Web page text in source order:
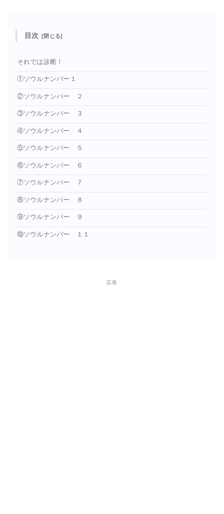
目次
それでは診断！
①ソウルナンバー１
②ソウルナンバー ２
③ソウルナンバー ３
④ソウルナンバー ４
⑤ソウルナンバー ５
⑥ソウルナンバー ６
⑦ソウルナンバー ７
⑧ソウルナンバー ８
⑨ソウルナンバー ９
⑩ソウルナンバー １１
広告